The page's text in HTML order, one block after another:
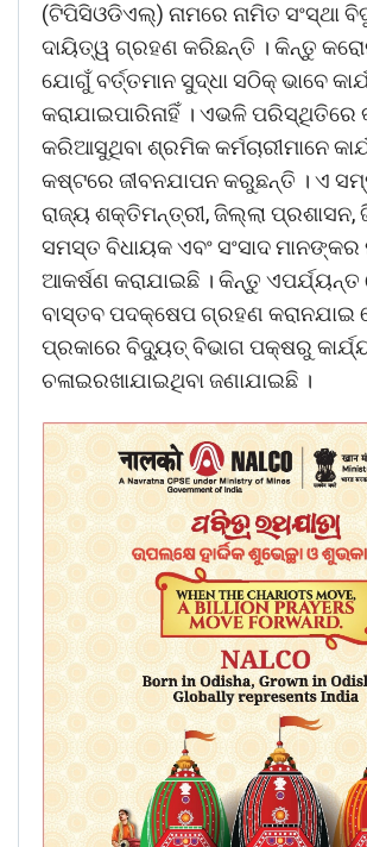
(ଟିପିସିଓଡିଏଲ୍) ନାମରେ ନାମିତ ସଂସ୍ଥା
ଦାୟିତ୍ୱ ଗ୍ରହଣ କରିଛନ୍ତି । କିନ୍ତୁ
ଯୋଗୁଁ ବର୍ତ୍ତମାନ ସୁଦ୍ଧା ସଠିକ୍ ଭାବେ
କରାଯାଇପାରିନାହିଁ । ଏଭଳି ପରିସ୍ଥିତିରେ
କରିଆସୁଥିବା ଶ୍ରମିକ କର୍ମଚାରୀମାନେ
କଷ୍ଟରେ ଜୀବନଯାପନ କରୁଛନ୍ତି । ଏ
ରାଜ୍ୟ ଶକ୍ତିମନ୍ତ୍ରୀ, ଜିଲ୍ଲା ପ୍ରଶାସନ,
ସମସ୍ତ ବିଧାୟକ ଏବଂ ସଂସାଦ
ଆକର୍ଷଣ କରାଯାଇଛି । କିନ୍ତୁ
ବାସ୍ତବ ପଦକ୍ଷେପ ଗ୍ରହଣ କରାନଯାଇ
ପ୍ରକାରେ ବିଦୁ୍ୟତ୍ ବିଭାଗ ପକ୍ଷରୁ
ଚଳାଇରଖାଯାଇଥିବା ଜଣାଯାଇଛି ।